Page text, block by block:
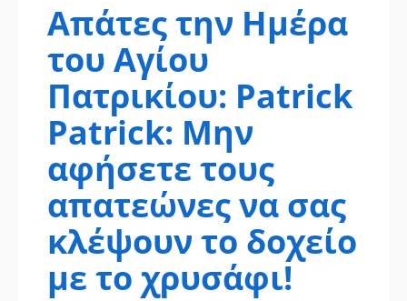
Απάτες την Ημέρα
του Αγίου
Πατρικίου: Patrick
Patrick: Μην
αφήσετε τους
απατεώνες να σας
κλέψουν το δοχείο
με το χρυσάφι!